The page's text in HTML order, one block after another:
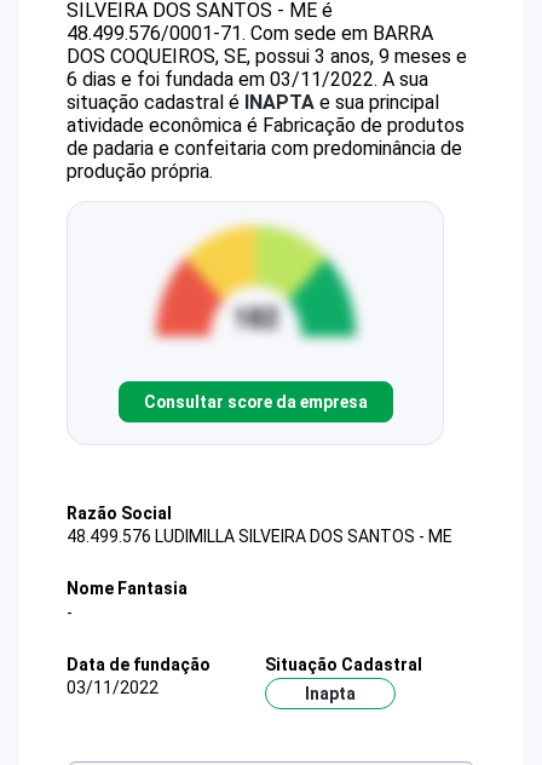
SILVEIRA DOS SANTOS - ME é
48.499.576/0001-71. Com sede em BARRA
DOS COQUEIROS, SE, possui 3 anos, 9 meses e
6 dias e foi fundada em 03/11/2022. A sua
situação cadastral é INAPTA e sua principal
atividade econômica é Fabricação de produtos
de padaria e confeitaria com predominância de
produção própria.
Consultar score da empresa
Razão Social
48.499.576 LUDIMILLA SILVEIRA DOS SANTOS - ME
Nome Fantasia
-
Data de fundação
03/11/2022
Situação Cadastral
Inapta